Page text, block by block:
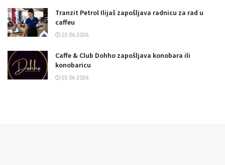
Tranzit Petrol Ilijaš zapošljava radnicu za rad u
caffeu
23.06.2026.
Caffe & Club Dohho zapošljava konobara ili
konobaricu
23.06.2026.